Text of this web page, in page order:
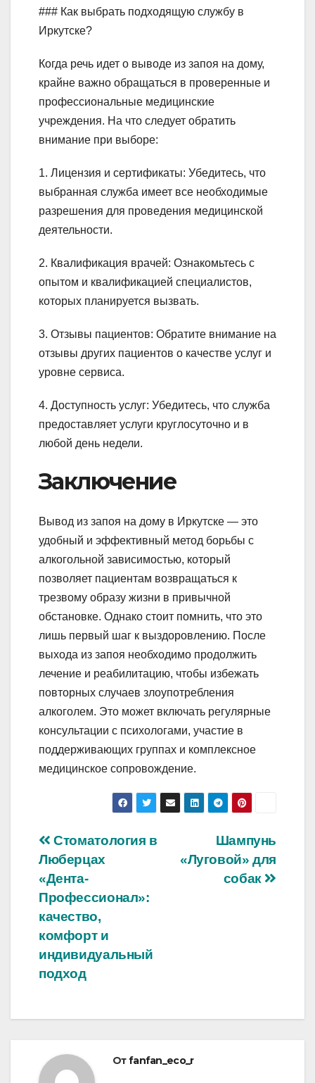
### Как выбрать подходящую службу в
Иркутске?
Когда речь идет о выводе из запоя на дому,
крайне важно обращаться в проверенные и
профессиональные медицинские
учреждения. На что следует обратить
внимание при выборе:
1. Лицензия и сертификаты: Убедитесь, что
выбранная служба имеет все необходимые
разрешения для проведения медицинской
деятельности.
2. Квалификация врачей: Ознакомьтесь с
опытом и квалификацией специалистов,
которых планируется вызвать.
3. Отзывы пациентов: Обратите внимание на
отзывы других пациентов о качестве услуг и
уровне сервиса.
4. Доступность услуг: Убедитесь, что служба
предоставляет услуги круглосуточно и в
любой день недели.
Заключение
Вывод из запоя на дому в Иркутске — это
удобный и эффективный метод борьбы с
алкогольной зависимостью, который
позволяет пациентам возвращаться к
трезвому образу жизни в привычной
обстановке. Однако стоит помнить, что это
лишь первый шаг к выздоровлению. После
выхода из запоя необходимо продолжить
лечение и реабилитацию, чтобы избежать
повторных случаев злоупотребления
алкоголем. Это может включать регулярные
консультации с психологами, участие в
поддерживающих группах и комплексное
медицинское сопровождение.
Навигация
по
записям
Шампунь
«Луговой» для
собак
Стоматология в
Люберцах
«Дента-
Профессионал»:
качество,
комфорт и
индивидуальный
подход
Отfanfan_eco_r